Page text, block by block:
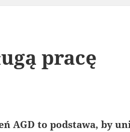
pracę
AGD to podstawa, by